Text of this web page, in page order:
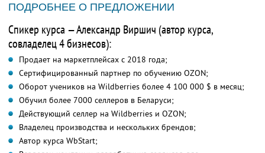
ПОДРОБНЕЕ О ПРЕДЛОЖЕНИИ
Спикер курса — Александр Виршич (автор курса,
совладелец 4 бизнесов):
Продает на маркетплейсах с 2018 года;
Сертифицированный партнер по обучению OZON;
Оборот учеников на Wildberries более 4 100 000 $ в месяц;
Обучил более 7000 селлеров в Беларуси;
Действующий селлер на Wildberries и OZON;
Владелец производства и нескольких брендов;
Автор курса WbStart;